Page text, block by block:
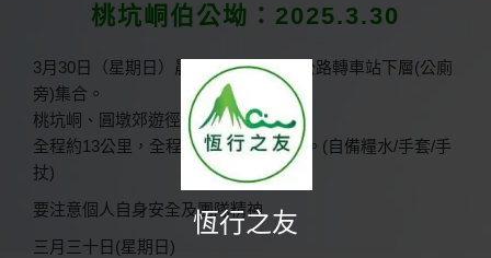
桃坑峒伯公坳：2025.3.30
3月30日（星期日）晨9時05分、屯門公路轉車站下層(公廁
旁)集合。
桃坑峒、圓墩郊遊徑、伯公坳、大棠。
全程約13公里，全程6小時、量力參加。(自備糧水/手套/手
扙)
要注意個人自身安全及團隊精神
三月三十日(星期日)
恆行之友